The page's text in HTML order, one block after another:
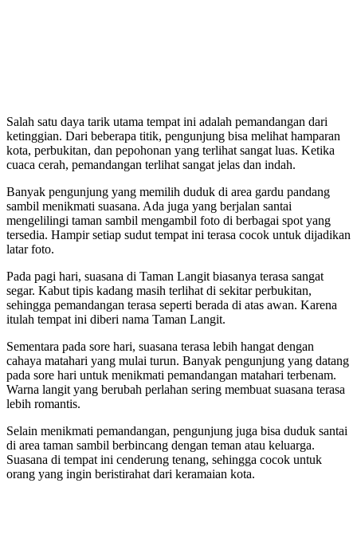
Salah satu daya tarik utama tempat ini adalah pemandangan dari
ketinggian. Dari beberapa titik, pengunjung bisa melihat hamparan
kota, perbukitan, dan pepohonan yang terlihat sangat luas. Ketika
cuaca cerah, pemandangan terlihat sangat jelas dan indah.
Banyak pengunjung yang memilih duduk di area gardu pandang
sambil menikmati suasana. Ada juga yang berjalan santai
mengelilingi taman sambil mengambil foto di berbagai spot yang
tersedia. Hampir setiap sudut tempat ini terasa cocok untuk dijadikan
latar foto.
Pada pagi hari, suasana di Taman Langit biasanya terasa sangat
segar. Kabut tipis kadang masih terlihat di sekitar perbukitan,
sehingga pemandangan terasa seperti berada di atas awan. Karena
itulah tempat ini diberi nama Taman Langit.
Sementara pada sore hari, suasana terasa lebih hangat dengan
cahaya matahari yang mulai turun. Banyak pengunjung yang datang
pada sore hari untuk menikmati pemandangan matahari terbenam.
Warna langit yang berubah perlahan sering membuat suasana terasa
lebih romantis.
Selain menikmati pemandangan, pengunjung juga bisa duduk santai
di area taman sambil berbincang dengan teman atau keluarga.
Suasana di tempat ini cenderung tenang, sehingga cocok untuk
orang yang ingin beristirahat dari keramaian kota.